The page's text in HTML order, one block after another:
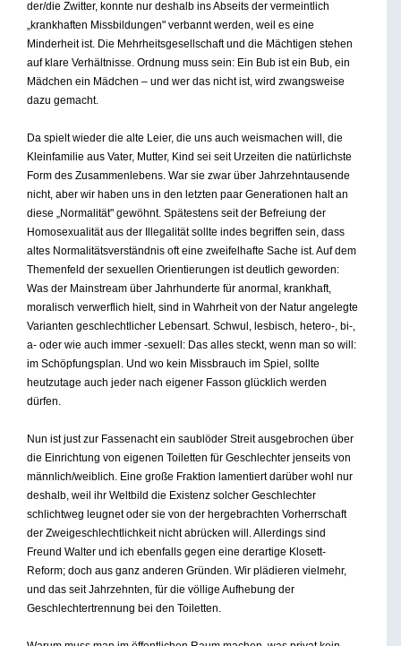
der/die Zwitter, konnte nur deshalb ins Abseits der vermeintlich
„krankhaften Missbildungen" verbannt werden, weil es eine
Minderheit ist. Die Mehrheitsgesellschaft und die Mächtigen stehen
auf klare Verhältnisse. Ordnung muss sein: Ein Bub ist ein Bub, ein
Mädchen ein Mädchen – und wer das nicht ist, wird zwangsweise
dazu gemacht.
Da spielt wieder die alte Leier, die uns auch weismachen will, die
Kleinfamilie aus Vater, Mutter, Kind sei seit Urzeiten die natürlichste
Form des Zusammenlebens. War sie zwar über Jahrzehntausende
nicht, aber wir haben uns in den letzten paar Generationen halt an
diese „Normalität" gewöhnt. Spätestens seit der Befreiung der
Homosexualität aus der Illegalität sollte indes begriffen sein, dass
altes Normalitätsverständnis oft eine zweifelhafte Sache ist. Auf dem
Themenfeld der sexuellen Orientierungen ist deutlich geworden:
Was der Mainstream über Jahrhunderte für anormal, krankhaft,
moralisch verwerflich hielt, sind in Wahrheit von der Natur angelegte
Varianten geschlechtlicher Lebensart. Schwul, lesbisch, hetero-, bi-,
a- oder wie auch immer -sexuell: Das alles steckt, wenn man so will:
im Schöpfungsplan. Und wo kein Missbrauch im Spiel, sollte
heutzutage auch jeder nach eigener Fasson glücklich werden
dürfen.
Nun ist just zur Fassenacht ein saublöder Streit ausgebrochen über
die Einrichtung von eigenen Toiletten für Geschlechter jenseits von
männlich/weiblich. Eine große Fraktion lamentiert darüber wohl nur
deshalb, weil ihr Weltbild die Existenz solcher Geschlechter
schlichtweg leugnet oder sie von der hergebrachten Vorherrschaft
der Zweigeschlechtlichkeit nicht abrücken will. Allerdings sind
Freund Walter und ich ebenfalls gegen eine derartige Klosett-
Reform; doch aus ganz anderen Gründen. Wir plädieren vielmehr,
und das seit Jahrzehnten, für die völlige Aufhebung der
Geschlechtertrennung bei den Toiletten.